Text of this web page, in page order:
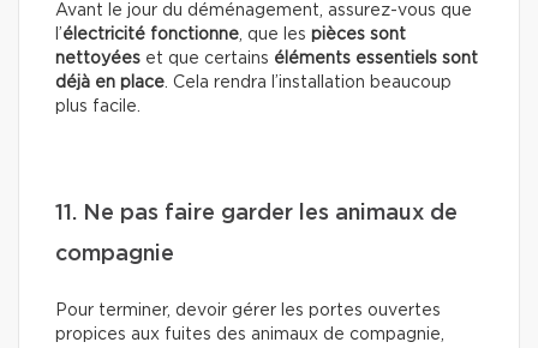
Avant le jour du déménagement, assurez-vous que
l’électricité fonctionne, que les pièces sont
nettoyées et que certains éléments essentiels sont
déjà en place. Cela rendra l’installation beaucoup
plus facile.
11. Ne pas faire garder les animaux de
compagnie
Pour terminer, devoir gérer les portes ouvertes
propices aux fuites des animaux de compagnie,